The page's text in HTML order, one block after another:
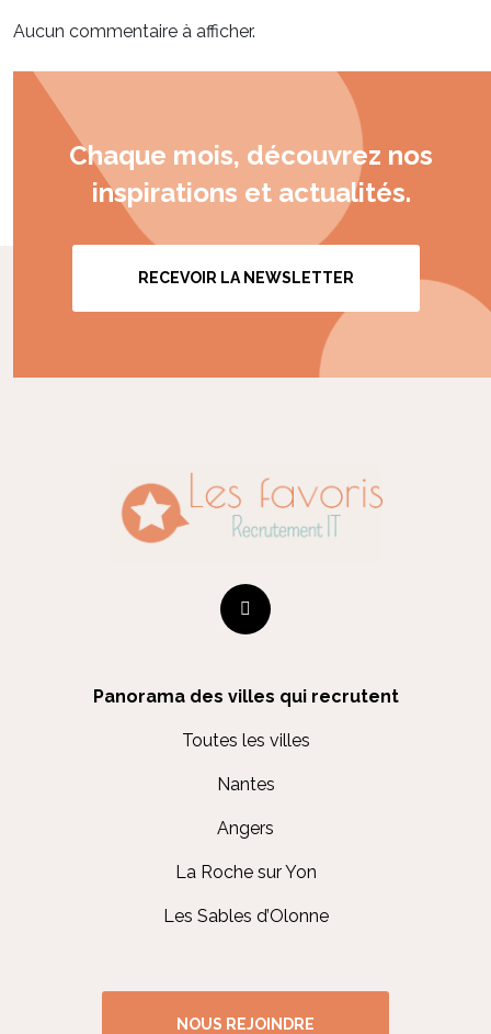
Aucun commentaire à afficher.
Chaque mois, découvrez nos
inspirations et actualités.
RECEVOIR LA NEWSLETTER
Panorama des villes qui recrutent
Toutes les villes
Nantes
Angers
La Roche sur Yon
Les Sables d’Olonne
NOUS REJOINDRE